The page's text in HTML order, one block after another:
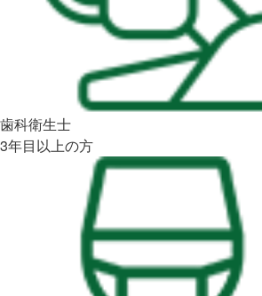
歯科衛生士
3年目以上の方